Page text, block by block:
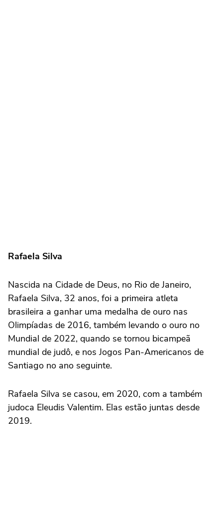
Rafaela Silva
Nascida na Cidade de Deus, no Rio de Janeiro,
Rafaela Silva, 32 anos, foi a primeira atleta
brasileira a ganhar uma medalha de ouro nas
Olimpíadas de 2016, também levando o ouro no
Mundial de 2022, quando se tornou bicampeã
mundial de judô, e nos Jogos Pan-Americanos de
Santiago no ano seguinte.
Rafaela Silva se casou, em 2020, com a também
judoca Eleudis Valentim. Elas estão juntas desde
2019.